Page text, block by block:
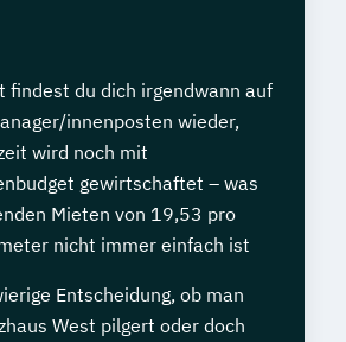
findest du dich irgendwann auf
innenposten wieder,
wird noch mit
gewirtschaftet – was
Mieten von 19,53 pro
nicht immer einfach ist
Entscheidung, ob man
West pilgert oder doch